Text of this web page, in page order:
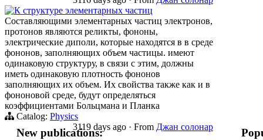
К структуре элементарных частиц
Составляющими элементарных частиц электронов,
протонов являются реликты, фононы,
электрические диполи, которые находятся в в среде
фононов, заполняющих объем частицы. имеют
одинаковую структуру, в связи с этим, должны
иметь одинаковую плотность фононов
заполняющих их объем. Их свойства также как и в
фононовой среде, будут определяться
коэффициентами Больцмана и Планка
Catalog: Physics
3119 days ago · From Джан солонар
New publications: